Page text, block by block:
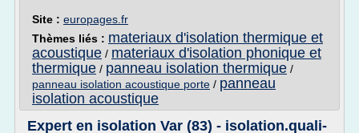
Site : europages.fr
Thèmes liés : materiaux d'isolation thermique et
acoustique / materiaux d'isolation phonique et
thermique / panneau isolation thermique /
panneau isolation acoustique porte / panneau
isolation acoustique
Expert en isolation Var (83) - isolation.quali-